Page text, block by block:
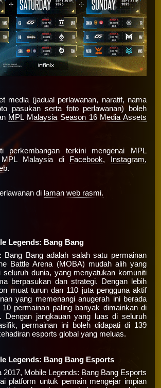
media (jadual perlawanan, naratif, nama
pasukan serta foto perlawanan) boleh
MPL Malaysia Season 16 Media Assets
perkembangan terkini mengenai MPL
Malaysia di
Facebook, Instagram,
.
di laman web rasmi.
Legends: Bang Bang
Bang Bang adalah salah satu permainan
Battle Arena (MOBA) mudah alih yang
seluruh dunia, yang menyatukan komuniti
berpasukan dan strategi. Dengan lebih
muat turun dan 110 juta pengguna aktif
yang memenangi anugerah ini berada
permainan paling banyak dimainkan di
Dengan jangkauan yang luas di seluruh
permainan ini boleh didapati di 139
esports global yang meluas.
Legends: Bang Bang Esports
2017, Mobile Legends: Bang Bang Esports
platform untuk pemain mengejar impian